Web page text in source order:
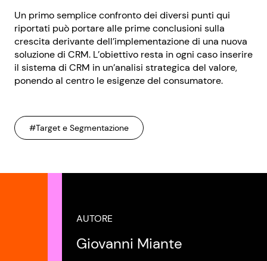
Un primo semplice confronto dei diversi punti qui
riportati può portare alle prime conclusioni sulla
crescita derivante dell’implementazione di una nuova
soluzione di CRM. L’obiettivo resta in ogni caso inserire
il sistema di CRM in un’analisi strategica del valore,
ponendo al centro le esigenze del consumatore.
#Target e Segmentazione
AUTORE
Giovanni Miante